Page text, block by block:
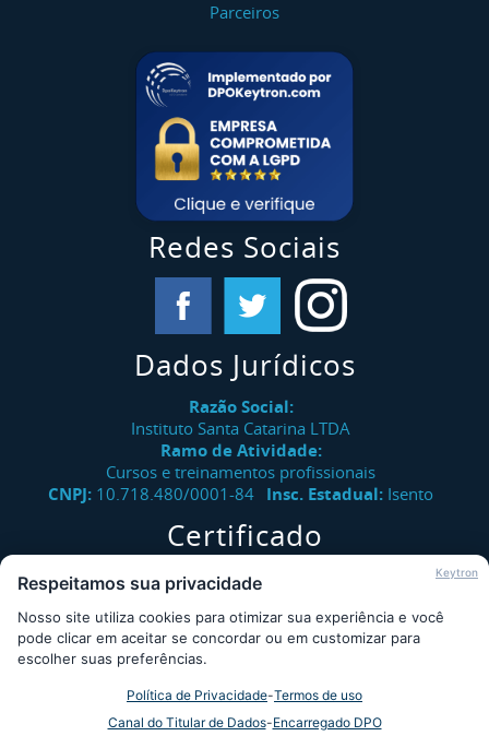
Parceiros
Redes Sociais
Dados Jurídicos
Razão Social:
Instituto Santa Catarina LTDA
Ramo de Atividade:
Cursos e treinamentos profissionais
CNPJ: 10.718.480/0001-84 Insc. Estadual: Isento
Certificado
Verifique a autenticidade de certificados emitidos pelo
Instituto Santa Catarina.
Consultar
Desde 2009 - Instituto Santa Catarina © - Todos os direitos
Keytron
Respeitamos sua privacidade
Nosso site utiliza cookies para otimizar sua experiência e você
pode clicar em aceitar se concordar ou em customizar para
escolher suas preferências.
Política de Privacidade-Termos de uso
Canal do Titular de Dados-Encarregado DPO